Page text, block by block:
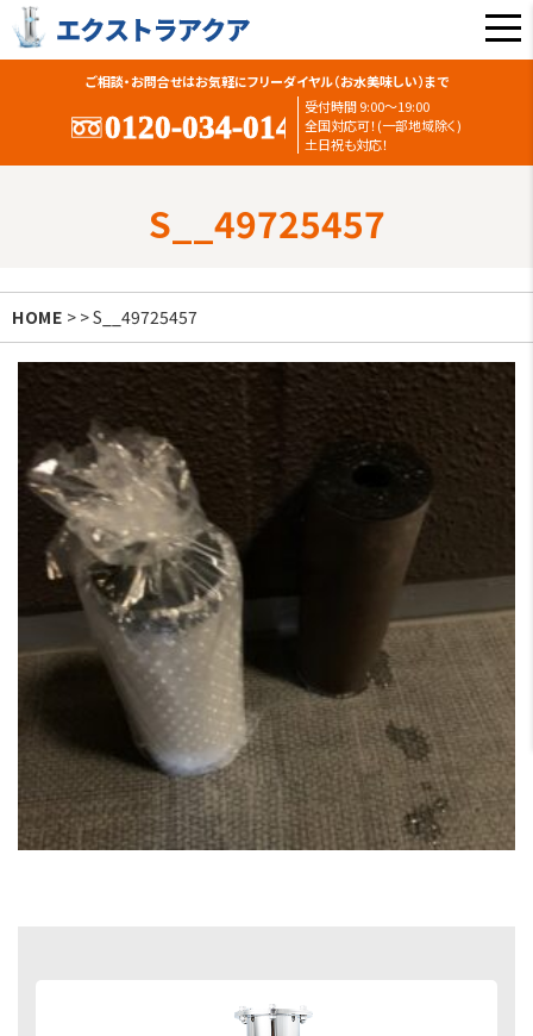
ご相談・お問合せはお気軽にフリーダイヤル（お水美味しい）まで
受付時間 9:00〜19:00
全国対応可！(一部地域除く)
土日祝も対応！
S__49725457
HOME > > S__49725457